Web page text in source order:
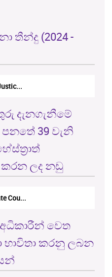
තීන්දු (2024 -
දැනගැනීමේ
39 වැනි
ලද නඩු
Cou...
වෙත
භාවිතා කරනු ලබන